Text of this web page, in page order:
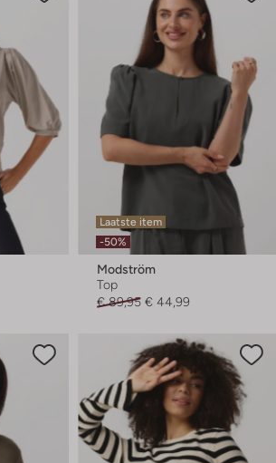
Laatste item
-50%
Modström
Top
€ 89,95 € 44,99